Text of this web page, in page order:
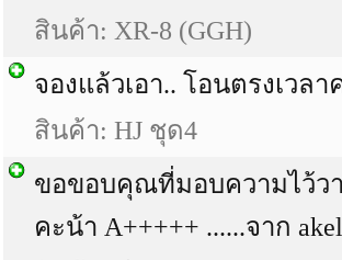
สินค้า: XR-8 (GGH)
จองแล้วเอา.. โอนตรงเวลา
สินค้า: HJ ชุด4
ขอขอบคุณที่มอบความไว้ว
คะน้า A+++++ ......จาก